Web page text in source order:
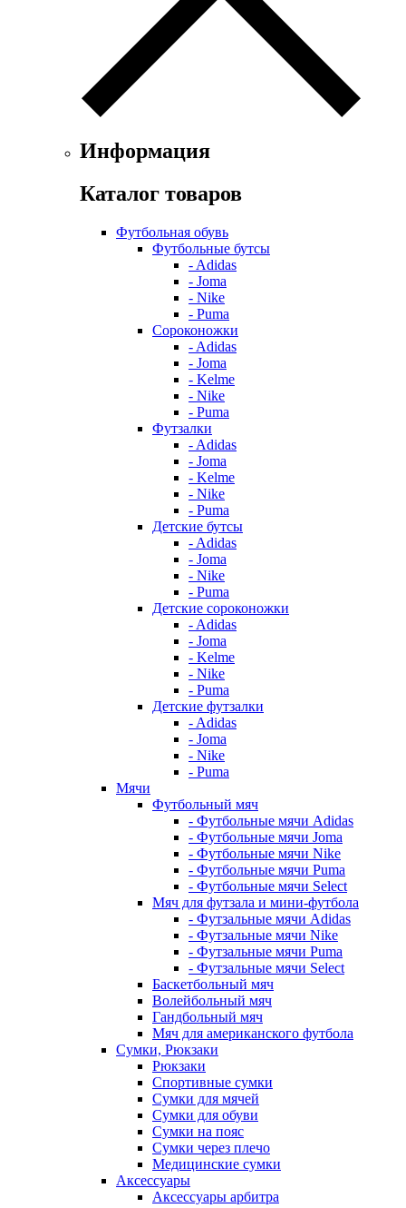
Информация
Каталог товаров
Футбольная обувь
Футбольные бутсы
- Adidas
- Joma
- Nike
- Puma
Сороконожки
- Adidas
- Joma
- Kelme
- Nike
- Puma
Футзалки
- Adidas
- Joma
- Kelme
- Nike
- Puma
Детские бутсы
- Adidas
- Joma
- Nike
- Puma
Детские сороконожки
- Adidas
- Joma
- Kelme
- Nike
- Puma
Детские футзалки
- Adidas
- Joma
- Nike
- Puma
Мячи
Футбольный мяч
- Футбольные мячи Adidas
- Футбольные мячи Joma
- Футбольные мячи Nike
- Футбольные мячи Puma
- Футбольные мячи Select
Мяч для футзала и мини-футбола
- Футзальные мячи Adidas
- Футзальные мячи Nike
- Футзальные мячи Puma
- Футзальные мячи Select
Баскетбольный мяч
Волейбольный мяч
Гандбольный мяч
Мяч для американского футбола
Сумки, Рюкзаки
Рюкзаки
Спортивные сумки
Сумки для мячей
Сумки для обуви
Сумки на пояс
Сумки через плечо
Медицинские сумки
Аксессуары
Аксессуары арбитра